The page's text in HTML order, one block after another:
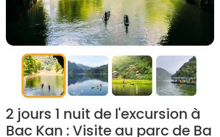
2 jours 1 nuit de l'excursion à
Bac Kan : Visite au parc de Ba